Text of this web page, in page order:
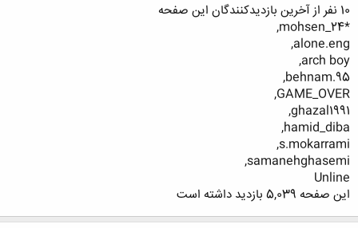
10 نفر از آخرین بازدیدکنندگان این صفحه
*mohsen_24,
alone.eng,
arch boy,
behnam.95,
GAME_OVER,
ghazal1991,
hamid_diba,
s.mokarrami,
samanehghasemi,
Unline
این صفحه 5,039 بازدید داشته است